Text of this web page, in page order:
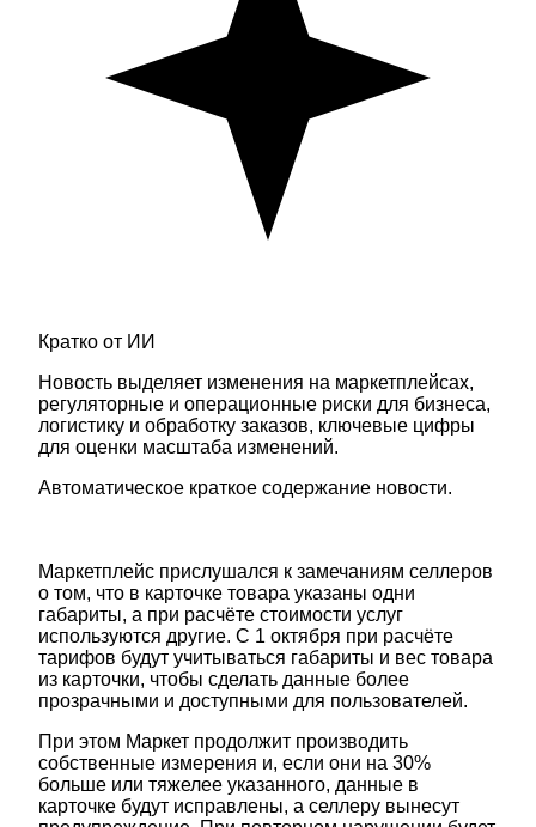
Кратко от ИИ
Новость выделяет изменения на маркетплейсах,
регуляторные и операционные риски для бизнеса,
логистику и обработку заказов, ключевые цифры
для оценки масштаба изменений.
Автоматическое краткое содержание новости.
Маркетплейс прислушался к замечаниям селлеров
о том, что в карточке товара указаны одни
габариты, а при расчёте стоимости услуг
используются другие. С 1 октября при расчёте
тарифов будут учитываться габариты и вес товара
из карточки, чтобы сделать данные более
прозрачными и доступными для пользователей.
При этом Маркет продолжит производить
собственные измерения и, если они на 30%
больше или тяжелее указанного, данные в
карточке будут исправлены, а селлеру вынесут